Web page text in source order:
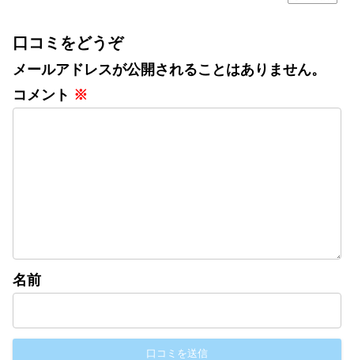
口コミをどうぞ
メールアドレスが公開されることはありません。
コメント ※
名前